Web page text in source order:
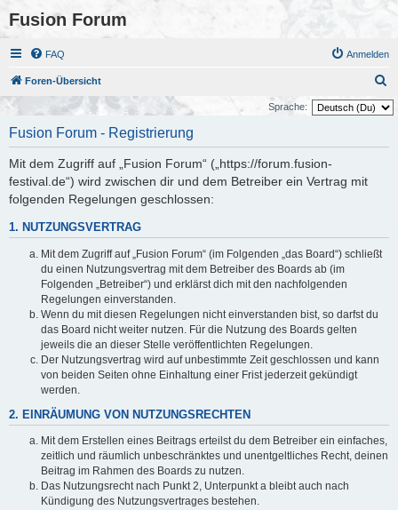
Fusion Forum
FAQ Anmelden
Foren-Übersicht
u
Sprache:
Fusion Forum - Registrierung
Mit dem Zugriff auf „Fusion Forum“ („https://forum.fusion-
festival.de“) wird zwischen dir und dem Betreiber ein Vertrag mit
folgenden Regelungen geschlossen:
1. NUTZUNGSVERTRAG
Mit dem Zugriff auf „Fusion Forum“ (im Folgenden „das Board“) schließt
du einen Nutzungsvertrag mit dem Betreiber des Boards ab (im
Folgenden „Betreiber“) und erklärst dich mit den nachfolgenden
Regelungen einverstanden.
Wenn du mit diesen Regelungen nicht einverstanden bist, so darfst du
das Board nicht weiter nutzen. Für die Nutzung des Boards gelten
jeweils die an dieser Stelle veröffentlichten Regelungen.
Der Nutzungsvertrag wird auf unbestimmte Zeit geschlossen und kann
von beiden Seiten ohne Einhaltung einer Frist jederzeit gekündigt
werden.
2. EINRÄUMUNG VON NUTZUNGSRECHTEN
Mit dem Erstellen eines Beitrags erteilst du dem Betreiber ein einfaches,
zeitlich und räumlich unbeschränktes und unentgeltliches Recht, deinen
Beitrag im Rahmen des Boards zu nutzen.
Das Nutzungsrecht nach Punkt 2, Unterpunkt a bleibt auch nach
Kündigung des Nutzungsvertrages bestehen.